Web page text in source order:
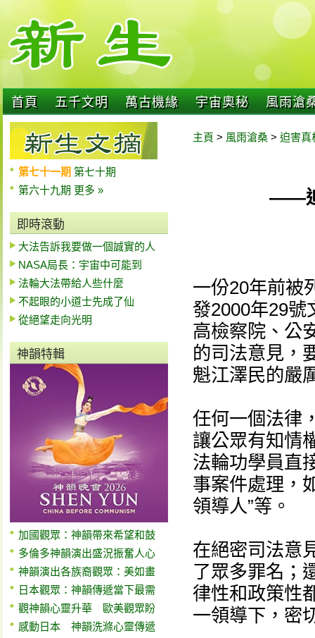
首頁 五千文明 萬古機緣 宇宙奧秘 風雨滄
第七十一期 第七十期
第六十九期 更多 »
即時滾動
大法告訴我要做一個誠實的人
NASA局長：宇宙中可能到
法輪大法帶給人些什麼
不起眼的小道士先成了仙
從絕望走向光明
神韻特輯
加國觀眾：神韻帶來希望和鼓
多倫多神韻演出盛況振奮人心
神韻演出各族裔觀眾：美如畫
日本觀眾：神韻傳遞當下最需
觀神韻心靈升華 歐美觀眾盼
感動日本 神韻洗滌心靈傳遞
主頁 > 風雨滄桑 > 迫害真
——迫
一份20年前被
發2000年29號
高檢察院、公
的司法意見，
魁江澤民的嚴
任何一個法律
讓公眾有知情
法輪功學員直
事案件處理，
領導人”等。
在絕密司法意
了眾多罪名；
律性和政策性
一領導下，密